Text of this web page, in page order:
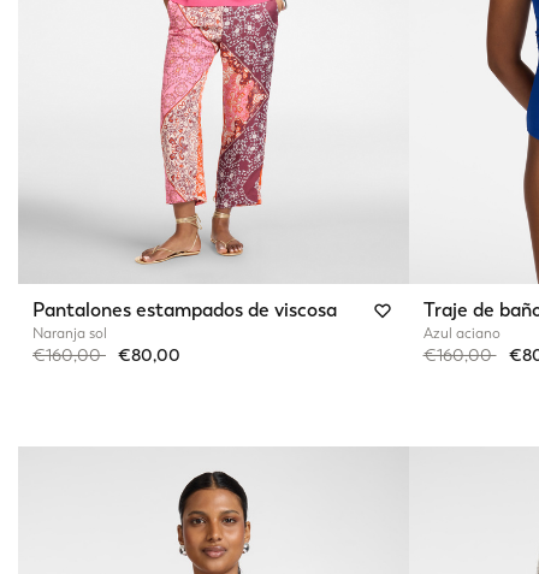
Pantalones estampados de viscosa
Naranja sol
Price reduced from
€160,00to€80,00
Traje de
Azul aciano
Price reduced
€160,00to